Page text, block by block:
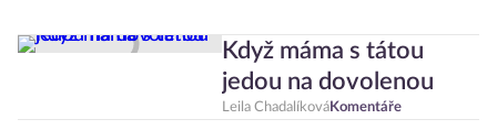
Když máma s tátou
jedou na dovolenou
Leila ChadalíkováKomentáře